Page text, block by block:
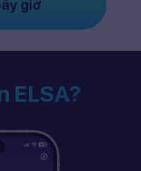
giờ
ELSA?